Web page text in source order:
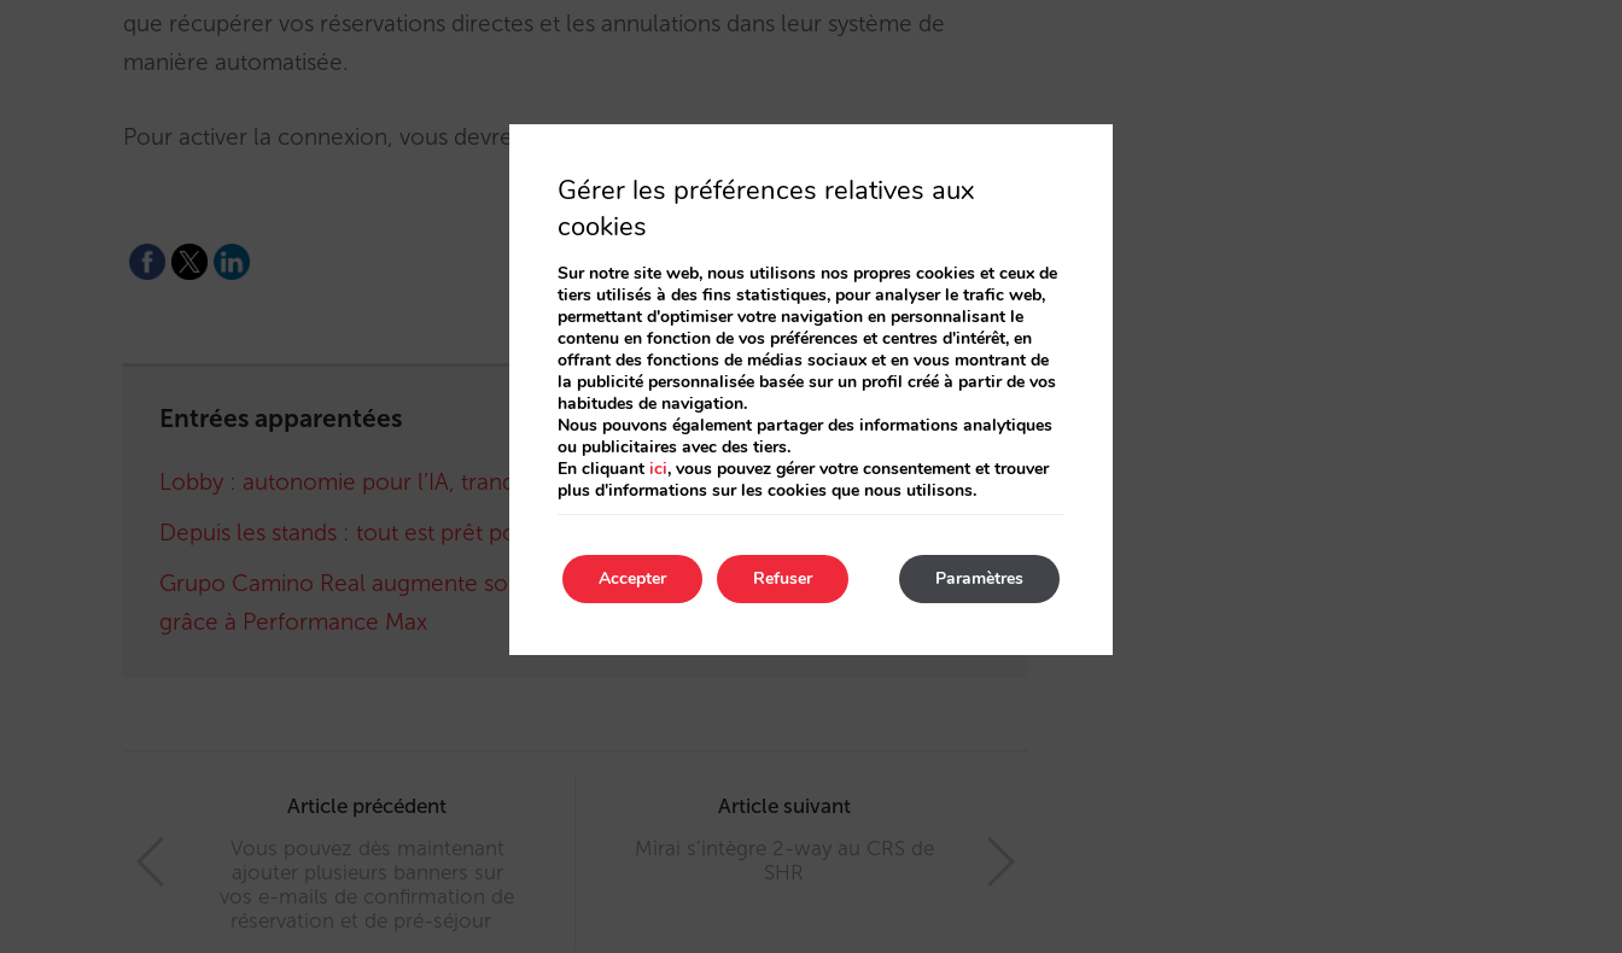
que récupérer vos réservations directes et les annulations dans leur système de
manière automatisée.
Pour activer la connexion, vous devrez contacter Vertical Booking.
Entrées apparentées
Lobby : autonomie pour l’IA, tranquillité pour l’hôtel
Depuis les stands : tout est prêt pour 2026
Grupo Camino Real augmente son chiffre d’affaires de 83 % et maximise le ROI
grâce à Performance Max
Article précédent
Vous pouvez dès maintenant
ajouter plusieurs banners sur
vos e-mails de confirmation de
réservation et de pré-séjour
Article suivant
Mirai s’intègre 2-way au CRS de
SHR
Gérer les préférences relatives aux
cookies
Sur notre site web, nous utilisons nos propres cookies et ceux de
tiers utilisés à des fins statistiques, pour analyser le trafic web,
permettant d'optimiser votre navigation en personnalisant le
contenu en fonction de vos préférences et centres d'intérêt, en
offrant des fonctions de médias sociaux et en vous montrant de
la publicité personnalisée basée sur un profil créé à partir de vos
habitudes de navigation.
Nous pouvons également partager des informations analytiques
ou publicitaires avec des tiers.
En cliquant ici, vous pouvez gérer votre consentement et trouver
plus d'informations sur les cookies que nous utilisons.
Accepter Paramètres
Refuser